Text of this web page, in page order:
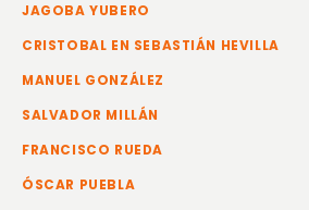
JAGOBA YUBERO
CRISTOBAL EN SEBASTIÁN HEVILLA
MANUEL GONZÁLEZ
SALVADOR MILLÁN
FRANCISCO RUEDA
ÓSCAR PUEBLA